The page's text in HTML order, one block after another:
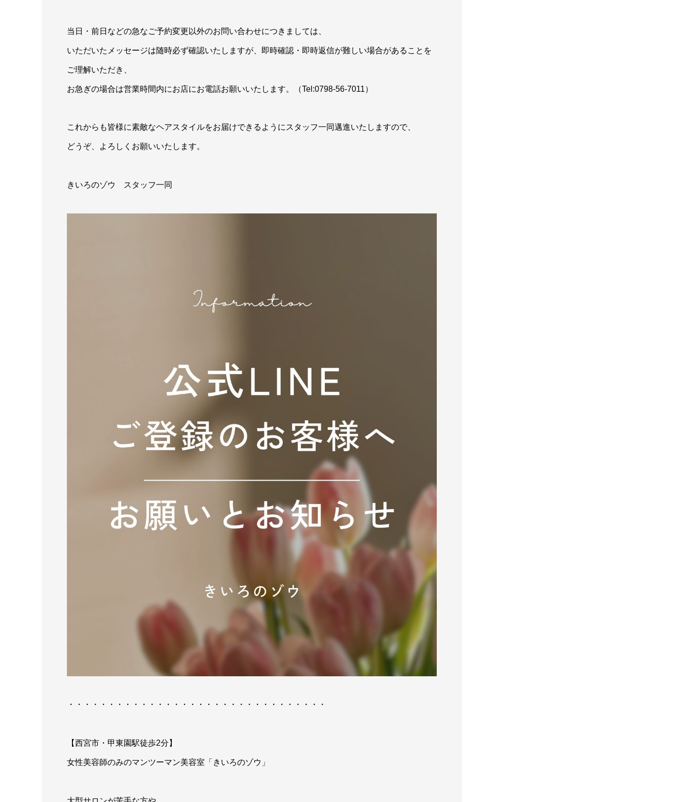
当日・前日などの急なご予約変更以外のお問い合わせにつきましては、
いただいたメッセージは随時必ず確認いたしますが、即時確認・即時返信が難しい場合があることを
ご理解いただき、
お急ぎの場合は営業時間内にお店にお電話お願いいたします。（Tel:0798-56-7011）
これからも皆様に素敵なヘアスタイルをお届けできるようにスタッフ一同邁進いたしますので、
どうぞ、よろしくお願いいたします。
きいろのゾウ スタッフ一同
・・・・・・・・・・・・・・・・・・・・・・・・・・・・・・・・
【西宮市・甲東園駅徒歩2分】
女性美容師のみのマンツーマン美容室「きいろのゾウ」